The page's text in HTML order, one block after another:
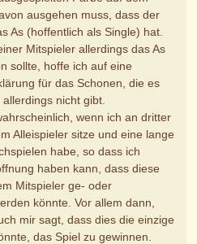
ausgehen muss, dass der
As (hoffentlich als Single) hat.
Mitspieler allerdings das As
sollte, hoffe ich auf eine
für das Schonen, die es
nicht gibt.
wenn ich an dritter
Alleispieler sitze und eine lange
habe, so dass ich
haben kann, dass diese
Mitspieler ge- oder
könnte. Vor allem dann,
mir sagt, dass dies die einzige
das Spiel zu gewinnen.